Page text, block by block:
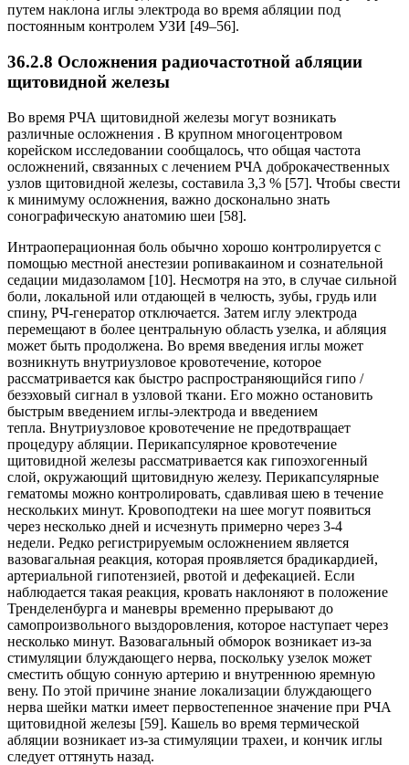
путем наклона иглы электрода во время абляции под
постоянным контролем УЗИ [49–56].
36.2.8 Осложнения радиочастотной абляции
щитовидной железы
Во время РЧА щитовидной железы могут возникать
различные осложнения . В крупном многоцентровом
корейском исследовании сообщалось, что общая частота
осложнений, связанных с лечением РЧА доброкачественных
узлов щитовидной железы, составила 3,3 % [57]. Чтобы свести
к минимуму осложнения, важно досконально знать
сонографическую анатомию шеи [58].
Интраоперационная боль обычно хорошо контролируется с
помощью местной анестезии ропивакаином и сознательной
седации мидазоламом [10]. Несмотря на это, в случае сильной
боли, локальной или отдающей в челюсть, зубы, грудь или
спину, РЧ-генератор отключается. Затем иглу электрода
перемещают в более центральную область узелка, и абляция
может быть продолжена. Во время введения иглы может
возникнуть внутриузловое кровотечение, которое
рассматривается как быстро распространяющийся гипо /
безэховый сигнал в узловой ткани. Его можно остановить
быстрым введением иглы-электрода и введением
тепла. Внутриузловое кровотечение не предотвращает
процедуру абляции. Перикапсулярное кровотечение
щитовидной железы рассматривается как гипоэхогенный
слой, окружающий щитовидную железу. Перикапсулярные
гематомы можно контролировать, сдавливая шею в течение
нескольких минут. Кровоподтеки на шее могут появиться
через несколько дней и исчезнуть примерно через 3-4
недели. Редко регистрируемым осложнением является
вазовагальная реакция, которая проявляется брадикардией,
артериальной гипотензией, рвотой и дефекацией. Если
наблюдается такая реакция, кровать наклоняют в положение
Тренделенбурга и маневры временно прерывают до
самопроизвольного выздоровления, которое наступает через
несколько минут. Вазовагальный обморок возникает из-за
стимуляции блуждающего нерва, поскольку узелок может
сместить общую сонную артерию и внутреннюю яремную
вену. По этой причине знание локализации блуждающего
нерва шейки матки имеет первостепенное значение при РЧА
щитовидной железы [59]. Кашель во время термической
абляции возникает из-за стимуляции трахеи, и кончик иглы
следует оттянуть назад.